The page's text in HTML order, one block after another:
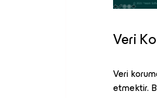
Veri
Veri
etmektir.